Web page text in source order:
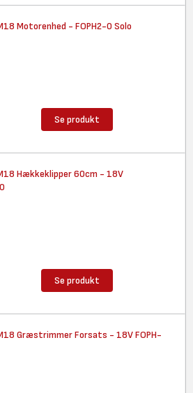
Motorenhed - FOPH2-0 Solo
Se produkt
Hækkeklipper60cm - 18V
Se produkt
GræstrimmerForsats - 18V FOPH-